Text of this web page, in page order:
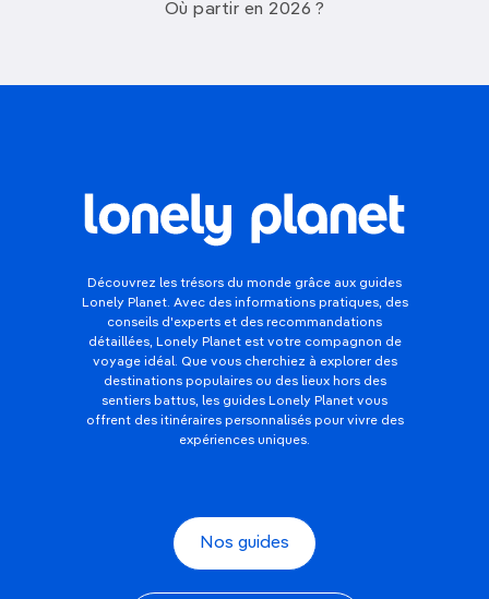
Où partir en 2026 ?
Découvrez les trésors du monde grâce aux guides
Lonely Planet. Avec des informations pratiques, des
conseils d'experts et des recommandations
détaillées, Lonely Planet est votre compagnon de
voyage idéal. Que vous cherchiez à explorer des
destinations populaires ou des lieux hors des
sentiers battus, les guides Lonely Planet vous
offrent des itinéraires personnalisés pour vivre des
expériences uniques.
Nos guides